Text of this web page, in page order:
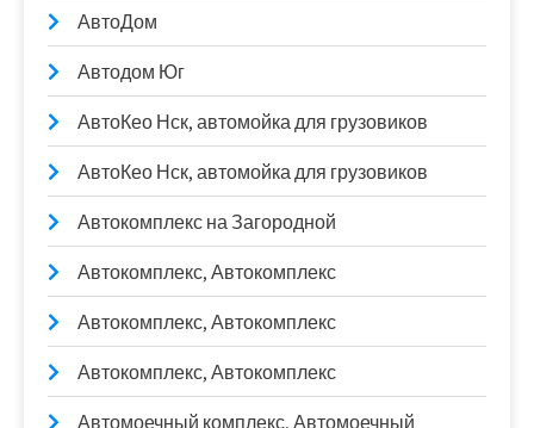
АвтоДом
Автодом Юг
АвтоКео Нск, автомойка для грузовиков
АвтоКео Нск, автомойка для грузовиков
Автокомплекс на Загородной
Автокомплекс, Автокомплекс
Автокомплекс, Автокомплекс
Автокомплекс, Автокомплекс
Автомоечный комплекс, Автомоечный